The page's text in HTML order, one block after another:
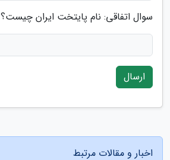
سوال اتفاقی: نام پایتخت ایران چیست؟
ارسال
اخبار و مقالات مرتبط